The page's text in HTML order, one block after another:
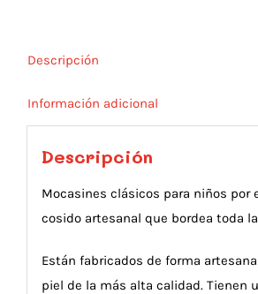
Descripción
Información adicional
Descripción
Mocasines clásicos para niños por
cosido artesanal que bordea toda
Están fabricados de forma
piel de la más alta calidad. Tienen